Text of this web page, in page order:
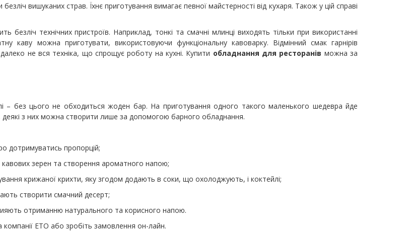
вишуканих страв. Їхнє приготування вимагає певної майстерності від кухаря. Також у цій справі
технічних пристроїв. Наприклад, тонкі та смачні млинці виходять тільки при використанні
каву можна приготувати, використовуючи функціональну кавоварку. Відмінний смак гарнірів
не вся техніка, що спрощує роботу на кухні. Купити обладнання для ресторанів можна за
– без цього не обходиться жоден бар. На приготування одного такого маленького шедевра йде
з них можна створити лише за допомогою барного обладнання.
дотримуватись пропорцій;
зерен та створення ароматного напою;
крижаної крихти, яку згодом додають в соки, що охолоджують, і коктейлі;
створити смачний десерт;
отриманню натурального та корисного напою.
компанії ЕТО або зробіть замовлення он-лайн.